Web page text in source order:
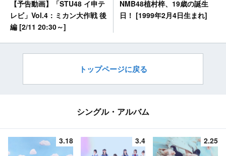
【予告動画】「STU48 イ申テ
レビ」Vol.4：ミカン大作戦 後
編 [2/11 20:30～]
NMB48植村梓、19歳の誕生
日！ [1999年2月4日生まれ]
トップページに戻る
シングル・アルバム
3.18 3.4 2.25